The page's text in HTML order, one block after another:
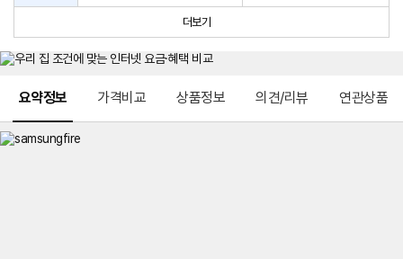
원
선
택
약
정
인
법
더보기
요약정보 가격비교 상품정보 의견/리뷰 연관상품